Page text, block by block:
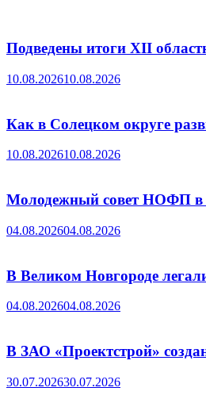
Подведены итоги XII
10.08.202610.08.2026
Как в Солецком округе
10.08.202610.08.2026
Молодежный совет НОФП в
04.08.202604.08.2026
В Великом Новгороде
04.08.202604.08.2026
В ЗАО «Проектстрой»
30.07.202630.07.2026